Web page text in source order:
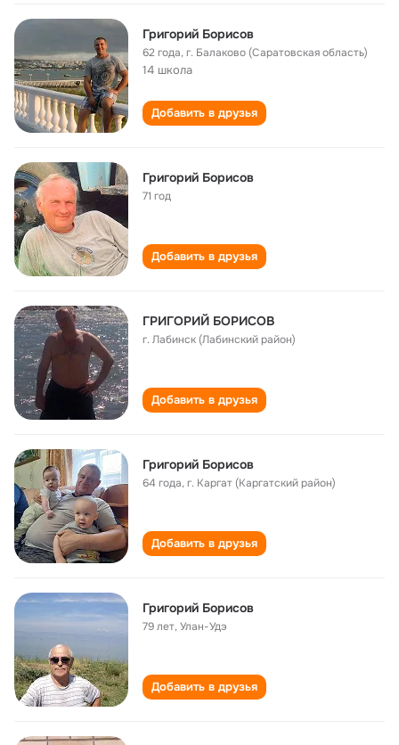
Григорий Борисов
62 года,г. Балаково (Саратовская область)
14 школа
Добавить в друзья
Григорий Борисов
71 год
Добавить в друзья
ГРИГОРИЙ БОРИСОВ
г. Лабинск (Лабинский район)
Добавить в друзья
Григорий Борисов
64 года,г. Каргат (Каргатский район)
Добавить в друзья
Григорий Борисов
79 лет,Улан-Удэ
Добавить в друзья